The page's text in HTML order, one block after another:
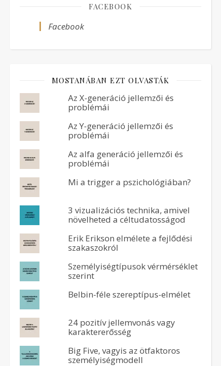
FACEBOOK
Facebook
MOSTANÁBAN EZT OLVASTÁK
Az X-generáció jellemzői és
problémái
Az Y-generáció jellemzői és
problémái
Az alfa generáció jellemzői és
problémái
Mi a trigger a pszichológiában?
3 vizualizációs technika, amivel
növelheted a céltudatosságod
Erik Erikson elmélete a fejlődési
szakaszokról
Személyiségtípusok vérmérséklet
szerint
Belbin-féle szereptípus-elmélet
24 pozitív jellemvonás vagy
karaktererősség
Big Five, vagyis az ötfaktoros
személyiségmodell